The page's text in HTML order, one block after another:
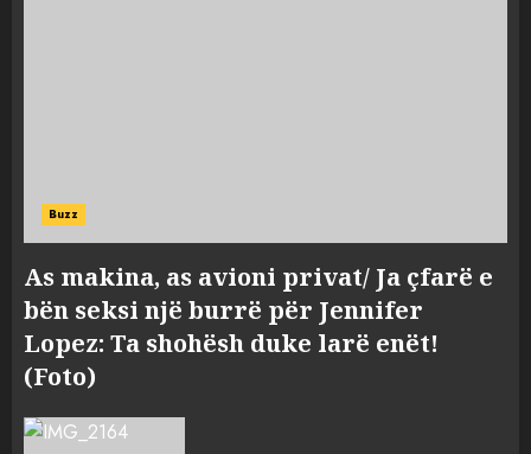
Buzz
As makina, as avioni privat/ Ja çfarë e
bën seksi një burrë për Jennifer
Lopez: Ta shohësh duke larë enët!
(Foto)